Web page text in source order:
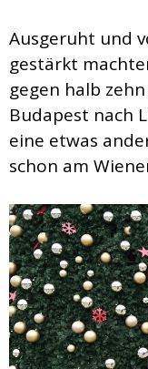
Ausgeruht und
gestärkt
gegen halb
Budapest nach
eine etwas
schon am